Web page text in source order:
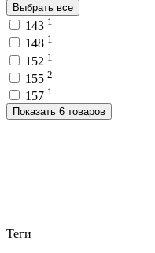
Выбрать все
143 1
148 1
152 1
155 2
157 1
Показать 6 товаров
Теги